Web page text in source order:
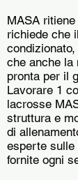
MASA
richiede che
che anche la
pronta per il
Lavorare 1
lacrosse
struttura e
di
esperte sulle
fornite ogni